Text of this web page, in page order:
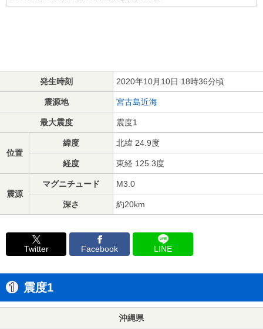
発生時刻 2020年10月10日 18時36分頃
震源地 宮古島近海
最大震度 震度1
位置
緯度 北緯 24.9度
経度 東経 125.3度
震源
マグニチュード M3.0
深さ 約20km
Twitter Facebook LINE
震度1
沖縄県